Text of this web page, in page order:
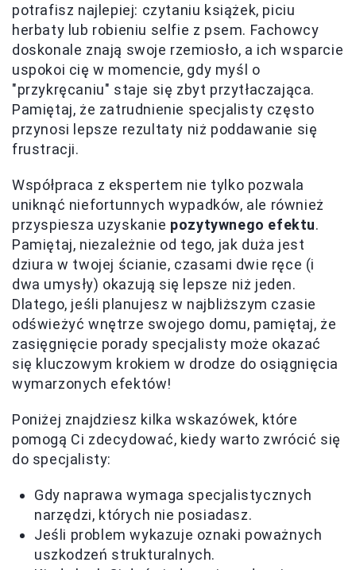
potrafisz najlepiej: czytaniu książek, piciu
herbaty lub robieniu selfie z psem. Fachowcy
doskonale znają swoje rzemiosło, a ich wsparcie
uspokoi cię w momencie, gdy myśl o
"przykręcaniu" staje się zbyt przytłaczająca.
Pamiętaj, że zatrudnienie specjalisty często
przynosi lepsze rezultaty niż poddawanie się
frustracji.
Współpraca z ekspertem nie tylko pozwala
uniknąć niefortunnych wypadków, ale również
przyspiesza uzyskanie pozytywnego efektu.
Pamiętaj, niezależnie od tego, jak duża jest
dziura w twojej ścianie, czasami dwie ręce (i
dwa umysły) okazują się lepsze niż jeden.
Dlatego, jeśli planujesz w najbliższym czasie
odświeżyć wnętrze swojego domu, pamiętaj, że
zasięgnięcie porady specjalisty może okazać
się kluczowym krokiem w drodze do osiągnięcia
wymarzonych efektów!
Poniżej znajdziesz kilka wskazówek, które
pomogą Ci zdecydować, kiedy warto zwrócić się
do specjalisty:
Gdy naprawa wymaga specjalistycznych
narzędzi, których nie posiadasz.
Jeśli problem wykazuje oznaki poważnych
uszkodzeń strukturalnych.